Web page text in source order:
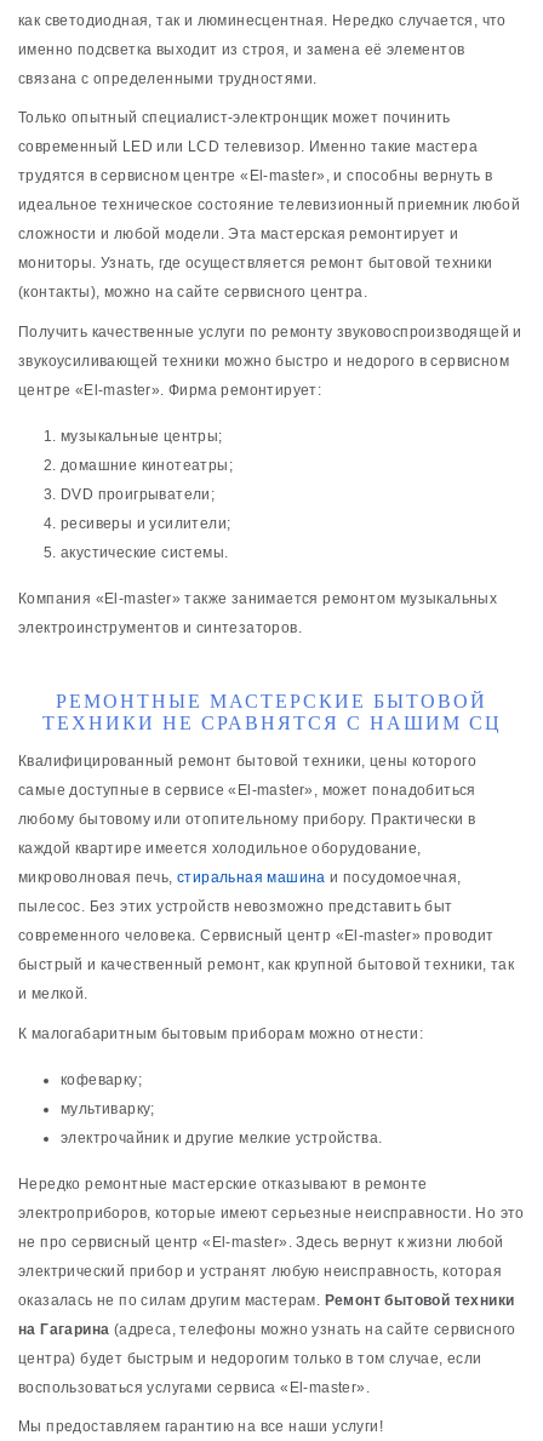
как светодиодная, так и люминесцентная. Нередко случается, что
именно подсветка выходит из строя, и замена её элементов
связана с определенными трудностями.
Только опытный специалист-электронщик может починить
современный LED или LCD телевизор. Именно такие мастера
трудятся в сервисном центре «El-master», и способны вернуть в
идеальное техническое состояние телевизионный приемник любой
сложности и любой модели. Эта мастерская ремонтирует и
мониторы. Узнать, где осуществляется ремонт бытовой техники
(контакты), можно на сайте сервисного центра.
Получить качественные услуги по ремонту звуковоспроизводящей и
звукоусиливающей техники можно быстро и недорого в сервисном
центре «El-master». Фирма ремонтирует:
музыкальные центры;
домашние кинотеатры;
DVD проигрыватели;
ресиверы и усилители;
акустические системы.
Компания «El-master» также занимается ремонтом музыкальных
электроинструментов и синтезаторов.
РЕМОНТНЫЕ МАСТЕРСКИЕ БЫТОВОЙ
ТЕХНИКИ НЕ СРАВНЯТСЯ С НАШИМ СЦ
Квалифицированный ремонт бытовой техники, цены которого
самые доступные в сервисе «El-master», может понадобиться
любому бытовому или отопительному прибору. Практически в
каждой квартире имеется холодильное оборудование,
микроволновая печь,стиральная машина и посудомоечная,
пылесос. Без этих устройств невозможно представить быт
современного человека. Сервисный центр «El-master» проводит
быстрый и качественный ремонт, как крупной бытовой техники, так
и мелкой.
К малогабаритным бытовым приборам можно отнести:
кофеварку;
мультиварку;
электрочайник и другие мелкие устройства.
Нередко ремонтные мастерские отказывают в ремонте
электроприборов, которые имеют серьезные неисправности. Но это
не про сервисный центр «El-master». Здесь вернут к жизни любой
электрический прибор и устранят любую неисправность, которая
оказалась не по силам другим мастерам. Ремонт бытовой техники
на Гагарина (адреса, телефоны можно узнать на сайте сервисного
центра) будет быстрым и недорогим только в том случае, если
воспользоваться услугами сервиса «El-master».
Мы предоставляем гарантию на все наши услуги!